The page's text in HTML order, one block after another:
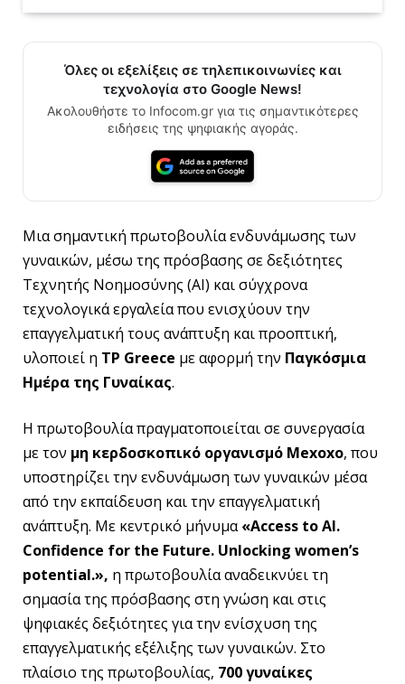
Όλες οι εξελίξεις σε τηλεπικοινωνίες και
τεχνολογία στο Google News!
Ακολουθήστε το Infocom.gr για τις σημαντικότερες
ειδήσεις της ψηφιακής αγοράς.
Μια σημαντική πρωτοβουλία ενδυνάμωσης των
γυναικών, μέσω της πρόσβασης σε δεξιότητες
Τεχνητής Νοημοσύνης (AI) και σύγχρονα
τεχνολογικά εργαλεία που ενισχύουν την
επαγγελματική τους ανάπτυξη και προοπτική,
υλοποιεί η TP Greece με αφορμή την Παγκόσμια
Ημέρα της Γυναίκας.
Η πρωτοβουλία πραγματοποιείται σε συνεργασία
με τον μη κερδοσκοπικό οργανισμό Mexoxo, που
υποστηρίζει την ενδυνάμωση των γυναικών μέσα
από την εκπαίδευση και την επαγγελματική
ανάπτυξη. Με κεντρικό μήνυμα«Access to AI.
Confidence for the Future. Unlocking women’s
potential.», η πρωτοβουλία αναδεικνύει τη
σημασία της πρόσβασης στη γνώση και στις
ψηφιακές δεξιότητες για την ενίσχυση της
επαγγελματικής εξέλιξης των γυναικών. Στο
πλαίσιο της πρωτοβουλίας, 700 γυναίκες